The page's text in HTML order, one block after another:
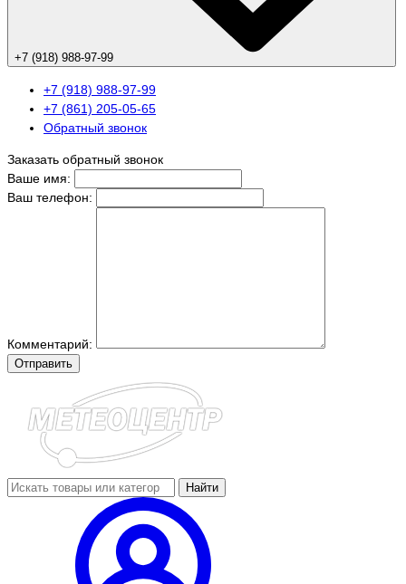
+7 (918) 988-97-99
+7 (918) 988-97-99
+7 (861) 205-05-65
Обратный звонок
Заказать обратный звонок
Ваше имя:
Ваш телефон:
Комментарий:
Отправить
Найти